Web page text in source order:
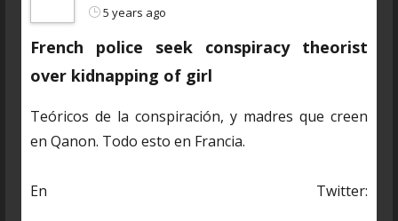
5 years ago
French police seek conspiracy theorist
over kidnapping of girl
Teóricos de la conspiración, y madres que creen
en Qanon. Todo esto en Francia.
En Twitter: